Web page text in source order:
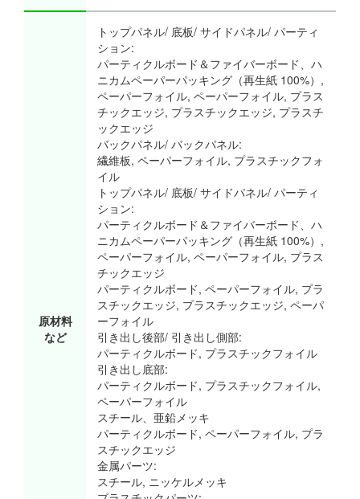
原材料
など
トップパネル/ 底板/ サイドパネル/ パーティ
ション:
パーティクルボード＆ファイバーボード、ハ
ニカムペーパーパッキング（再生紙 100%）,
ペーパーフォイル, ペーパーフォイル, プラス
チックエッジ, プラスチックエッジ, プラスチ
ックエッジ
バックパネル/ バックパネル:
繊維板, ペーパーフォイル, プラスチックフォ
イル
トップパネル/ 底板/ サイドパネル/ パーティ
ション:
パーティクルボード＆ファイバーボード、ハ
ニカムペーパーパッキング（再生紙 100%）,
ペーパーフォイル, ペーパーフォイル, プラス
チックエッジ
パーティクルボード, ペーパーフォイル, プラ
スチックエッジ, プラスチックエッジ, ペーパ
ーフォイル
引き出し後部/ 引き出し側部:
パーティクルボード, プラスチックフォイル
引き出し底部:
パーティクルボード, プラスチックフォイル,
ペーパーフォイル
スチール、亜鉛メッキ
パーティクルボード, ペーパーフォイル, プラ
スチックエッジ
金属パーツ:
スチール, ニッケルメッキ